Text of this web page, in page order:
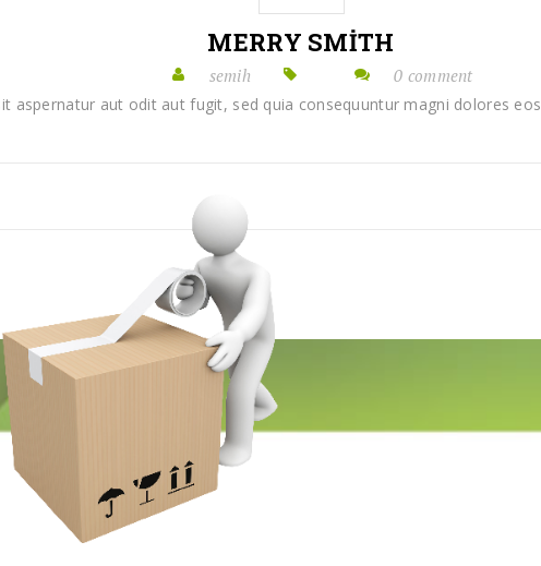
MERRY SMITH
semih 0 comment
aspernatur aut odit aut fugit, sed quia consequuntur magni dolores eos